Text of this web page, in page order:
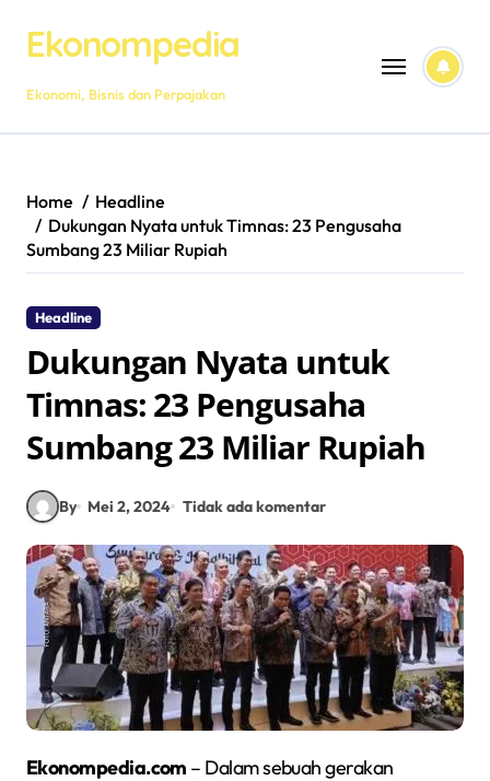
contentEkonompedia
Ekonomi, Bisnis dan Perpajakan
Home
Headline
Dukungan Nyata untuk Timnas: 23 Pengusaha
Sumbang 23 Miliar Rupiah
Headline
Dukungan Nyata untuk
Timnas: 23 Pengusaha
Sumbang 23 Miliar Rupiah
By Mei 2, 2024 Tidak ada komentar
Ekonompedia.com – Dalam sebuah gerakan